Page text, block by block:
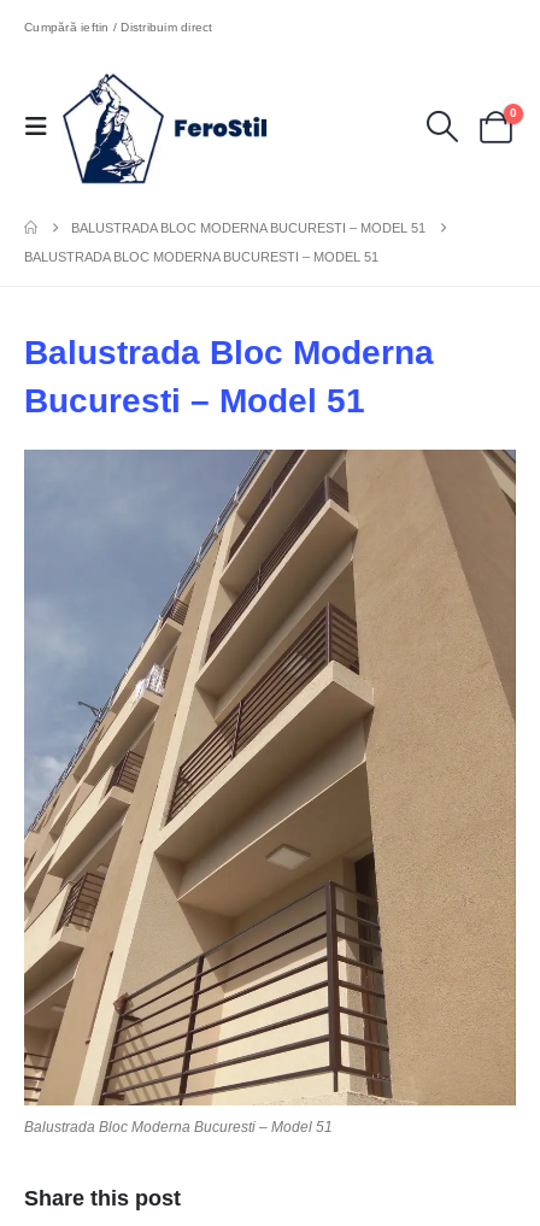
Cumpără ieftin / Distribuim direct
0
BALUSTRADA BLOC MODERNA BUCURESTI – MODEL 51
BALUSTRADA BLOC MODERNA BUCURESTI – MODEL 51
Balustrada Bloc Moderna
Bucuresti – Model 51
Balustrada Bloc Moderna Bucuresti – Model 51
Share this post